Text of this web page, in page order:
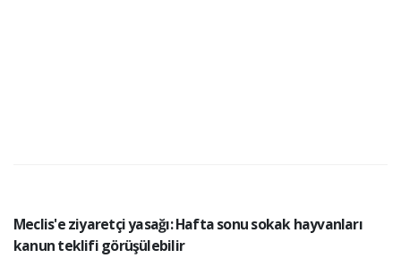
Meclis'e ziyaretçi yasağı: Hafta sonu sokak hayvanları
kanun teklifi görüşülebilir